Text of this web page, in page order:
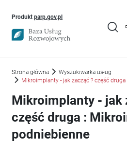
Produkt parp.gov.plUwaga, link otworzy się
Strona główna
Wyszukiwarka usług
Mikroimplanty - jak zacząć ? część
Mikroimplanty - jak
część druga :
podniebienne